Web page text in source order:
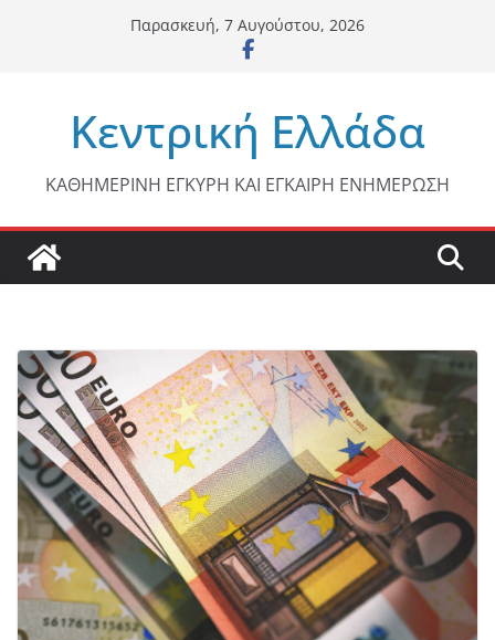
Παρασκευή, 7 Αυγούστου, 2026
Κεντρική Ελλάδα
ΚΑΘΗΜΕΡΙΝΗ ΕΓΚΥΡΗ ΚΑΙ ΕΓΚΑΙΡΗ ΕΝΗΜΕΡΩΣΗ